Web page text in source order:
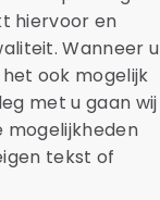
hiervoor en
Wanneer u
ook mogelijk
met u gaan wij
mogelijkheden
tekst of